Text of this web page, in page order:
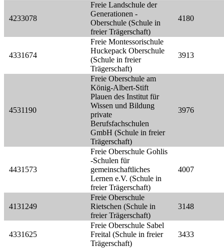
4233078
Freie Landschule der
Generationen -
Oberschule (Schule in
freier Trägerschaft)
4180
4331674
Freie Montessorischule
Huckepack Oberschule
(Schule in freier
Trägerschaft)
3913
4531190
Freie Oberschule am
König-Albert-Stift
Plauen des Institut für
Wissen und Bildung
private
Berufsfachschulen
GmbH (Schule in freier
Trägerschaft)
3976
4431573
Freie Oberschule Gohlis
-Schulen für
gemeinschaftliches
Lernen e.V. (Schule in
freier Trägerschaft)
4007
4131249
Freie Oberschule
Rietschen (Schule in
freier Trägerschaft)
3148
4331625
Freie Oberschule Sabel
Freital (Schule in freier
Trägerschaft)
3433